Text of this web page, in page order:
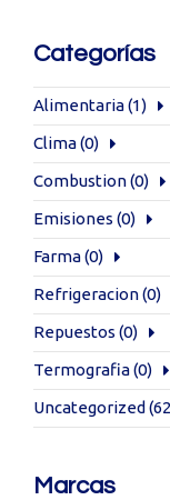
Categorías
Alimentaria(1)
Clima(0)
Combustion(0)
Emisiones (0)
Farma(0)
Refrigeracion(0)
Repuestos (0)
Termografia(0)
Uncategorized
Marcas